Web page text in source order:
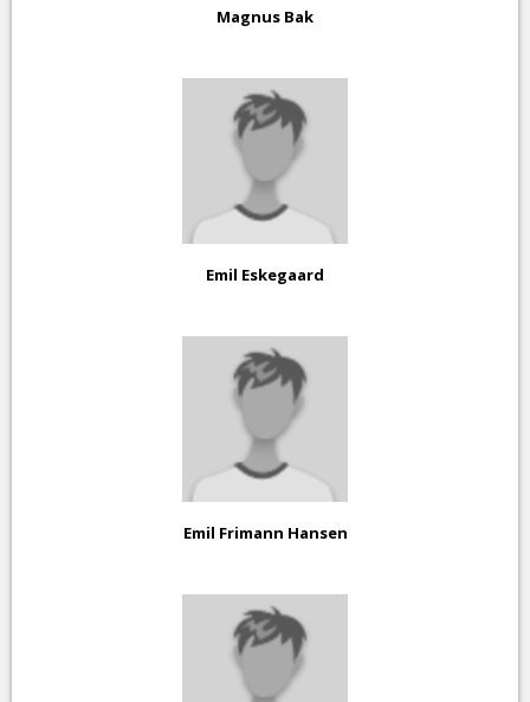
Magnus Bak
Emil Eskegaard
Emil Frimann Hansen